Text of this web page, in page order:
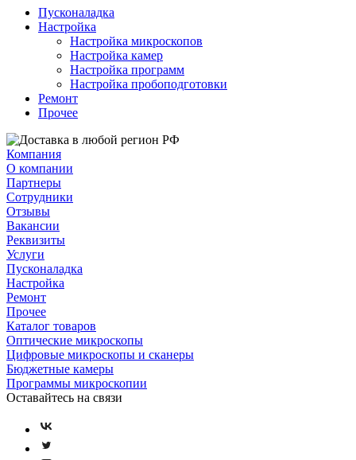
Пусконаладка
Настройка
Настройка микроскопов
Настройка камер
Настройка программ
Настройка пробоподготовки
Ремонт
Прочее
Компания
О компании
Партнеры
Сотрудники
Отзывы
Вакансии
Реквизиты
Услуги
Пусконаладка
Настройка
Ремонт
Прочее
Каталог товаров
Оптические микроскопы
Цифровые микроскопы и сканеры
Бюджетные камеры
Программы микроскопии
Оставайтесь на связи